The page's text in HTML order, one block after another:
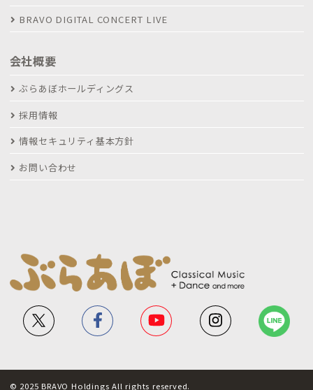
BRAVO DIGITAL CONCERT LIVE
会社概要
ぶらあぼホールディングス
採用情報
情報セキュリティ基本方針
お問い合わせ
© 2025 BRAVO Holdings All rights reserved.